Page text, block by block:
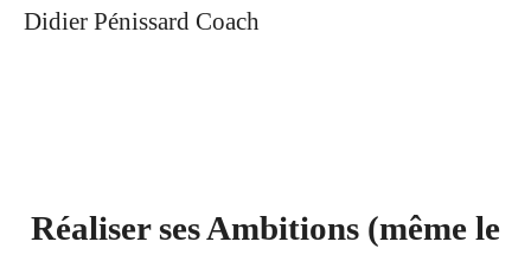
Didier Pénissard Coach
Réaliser ses Ambitions (même le